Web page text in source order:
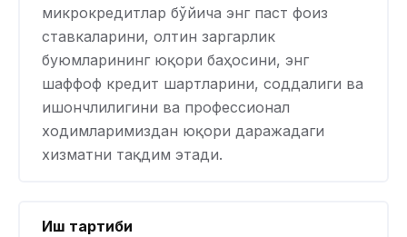
микрокредитлар бўйича энг паст фоиз
ставкаларини, олтин заргарлик
буюмларининг юқори баҳосини, энг
шаффоф кредит шартларини, соддалиги ва
ишончлилигини ва профессионал
ходимларимиздан юқори даражадаги
хизматни тақдим этади.
Иш тартиби